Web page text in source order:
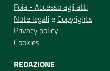
Foia - Accesso agli atti
Note legalie Copyrights
Privacy policy
Cookies
REDAZIONE